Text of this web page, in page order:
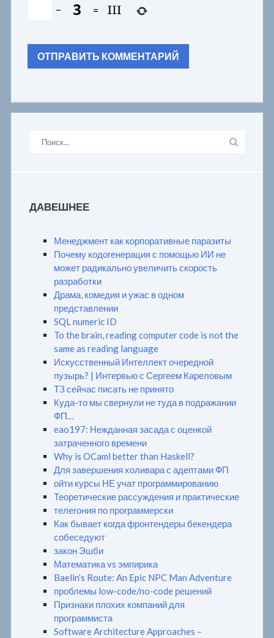
− =
ДАВЕШНЕЕ
Менеджмент как корпоративные паразиты
Почему кодогенерация с помощью ИИ не
может радикально увеличить скорость
разработки
Драма, комедия и ужас в одном
представлении
SQL numeric ID
To the brain, reading computer code is not the
same as reading language
Искусственный Интеллект очередной
пузырь? | Интервью с Сергеем Кареловым
ТЗ сейчас писать не принято
Куда-то мы свернули не туда в подражании
ФП…
eao197: Нежданная засада с оценкой
затраченного времени
Why is OCaml better than Haskell?
Для завершения холивара с адептами ФП
ойти курсы НЕ учат программированию
Теоретические рассуждения и практические
телегония по программерски
Как бывает когда фронтендеры бекендера
собеседуют
закон Эшби
Математика vs эмпирика
Baelin’s Route: An Epic NPC Man Adventure
проблемы low-code/no-code решений
Признаки плохих компаний для
программиста
Software Architecture Approaches –